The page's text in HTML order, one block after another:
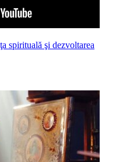
spirituală şi dezvoltarea